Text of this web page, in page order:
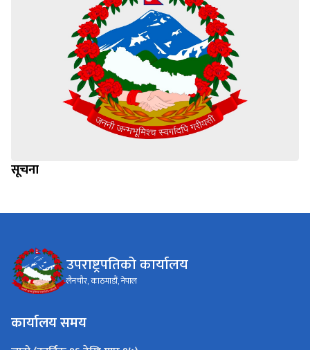
सूचना
उपराष्ट्रपतिको कार्यालय
लैनचौर, काठमाडौं, नेपाल
कार्यालय समय